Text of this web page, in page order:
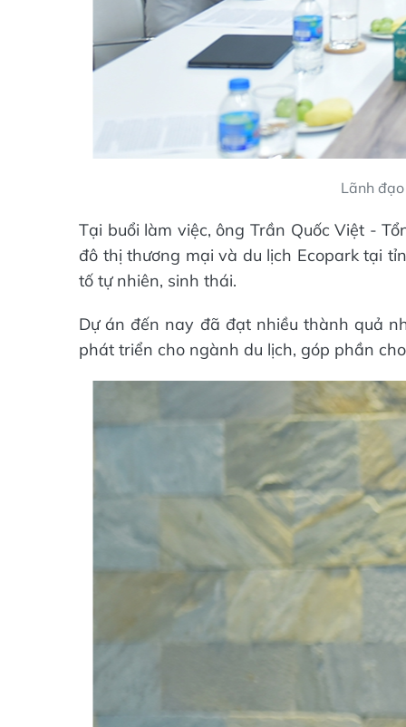
Lãnh
Tại buổi làm việc, ông Trần Quốc Việt -
đô thị thương mại và du lịch Ecopark tại
tố tự nhiên, sinh thái.
Dự án đến nay đã đạt nhiều thành quả
phát triển cho ngành du lịch, góp phần